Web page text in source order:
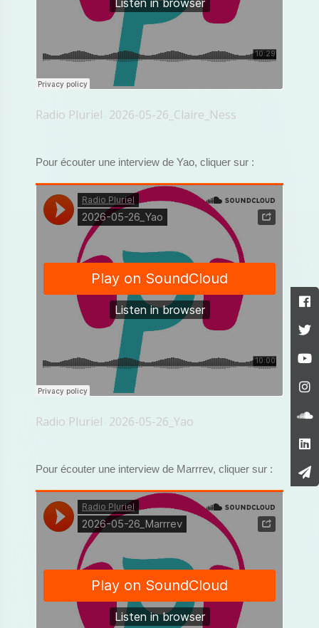
Radio Pluriel · 2026-05-26_Claire_Ness
Pour écouter une interview de Yao, cliquer sur :
Radio Pluriel · 2026-05-26_Yao
Pour écouter une interview de Marrrev, cliquer sur :